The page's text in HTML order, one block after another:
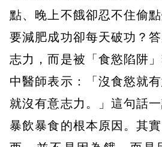
點、晚上不餓卻忍不住偷
要減肥成功卻每天破功？
志力，而是被「食慾陷阱
中醫師表示：「沒食慾就
就沒有意志力。」這句話
暴飲暴食的根本原因。其